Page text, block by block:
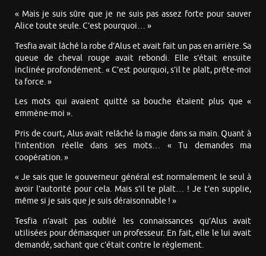
« Mais je suis sûre que je ne suis pas assez forte pour sauver
Alice toute seule. C’est pourquoi… »
Tesfia avait lâché la robe d’Alus et avait fait un pas en arrière. Sa
queue de cheval rouge avait rebondi. Elle s’était ensuite
inclinée profondément. « C’est pourquoi, s’il te plaît, prête-moi
ta force. »
Les mots qui avaient quitté sa bouche étaient plus que «
emmène-moi ».
Pris de court, Alus avait relâché la magie dans sa main. Quant à
l’intention réelle dans ses mots… « Tu demandes ma
coopération. »
« Je sais que le gouverneur général est normalement le seul à
avoir l’autorité pour cela. Mais s’il te plaît… ! Je t’en supplie,
même si je sais que je suis déraisonnable ! »
Tesfia n’avait pas oublié les connaissances qu’Alus avait
utilisées pour démasquer un professeur. En fait, elle le lui avait
demandé, sachant que c’était contre le règlement.